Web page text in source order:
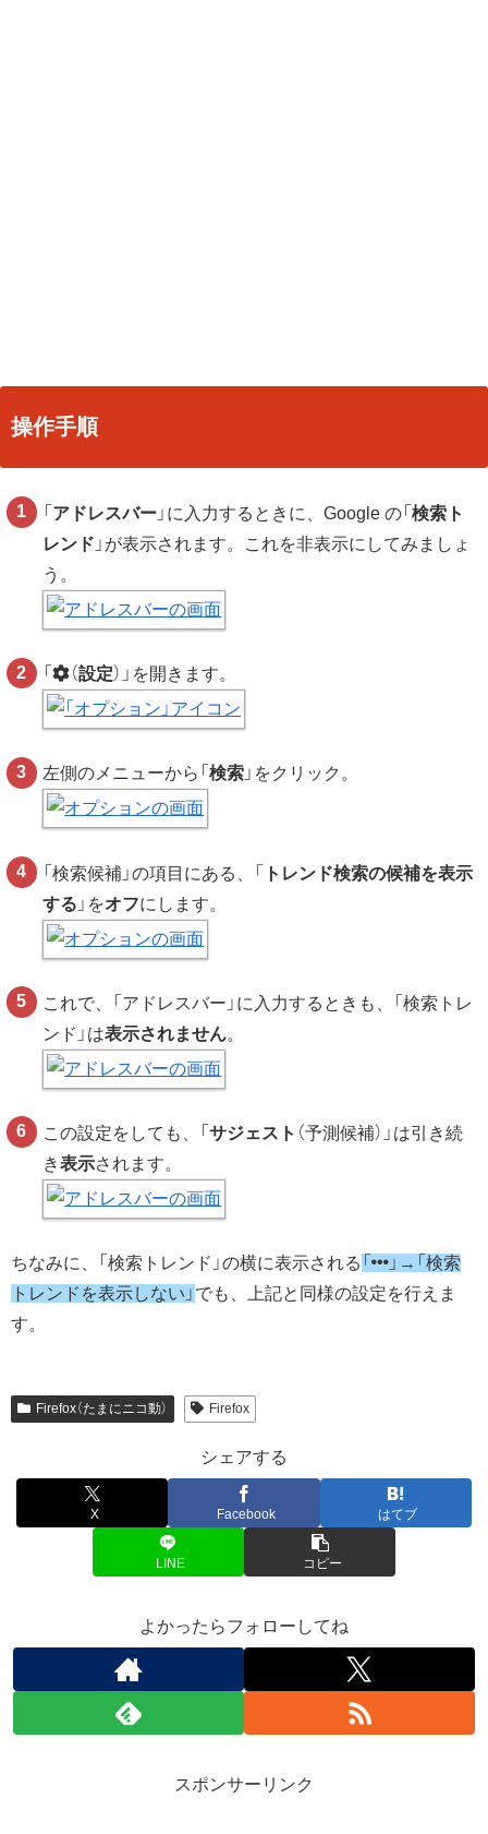
操作手順
「 アドレスバー 」に入力するときに、Google の「検索ト
レンド 」が表示されます。これを非表示にしてみましょ
う。
「 （設定）」を開きます。
左側のメニューから「検索 」をクリック。
「検索候補」の項目にある、「
トレンド検索の候補を表示
する 」をオフにします。
これで、「アドレスバー」に入力するときも、「検索トレ
ンド」は表示されません。
この設定をしても、「サジェスト （予測候補）」は引き続
き表示されます。
ちなみに、「検索トレンド」の横に表示される 「
」→「検索
トレンドを表示しない」 でも、上記と同様の設定を行えま
す。
Firefox（たまにニコ動） Firefox
シェアする
X Facebook はてブ
LINE コピー
よかったらフォローしてね
スポンサーリンク